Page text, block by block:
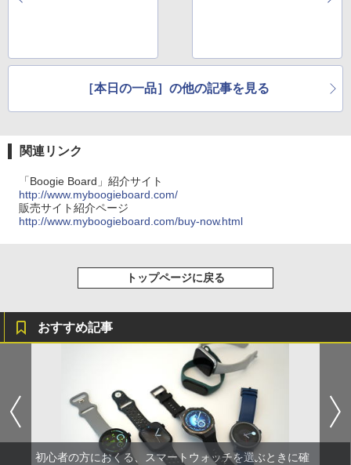
［本日の一品］の他の記事を見る
関連リンク
「Boogie Board」紹介サイト
http://www.myboogieboard.com/
販売サイト紹介ページ
http://www.myboogieboard.com/buy-now.html
トップページに戻る
おすすめ記事
初心者の方におくる、スマートウォッチを選ぶときに確